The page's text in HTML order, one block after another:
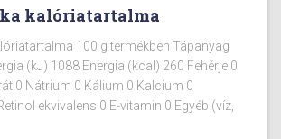
kalóriatartalma
100 g termékben Tápanyag
(kJ) 1088 Energia (kcal) 260 Fehérje 0
0 Nátrium 0 Kálium 0 Kalcium 0
ekvivalens 0 E-vitamin 0 Egyéb (víz,